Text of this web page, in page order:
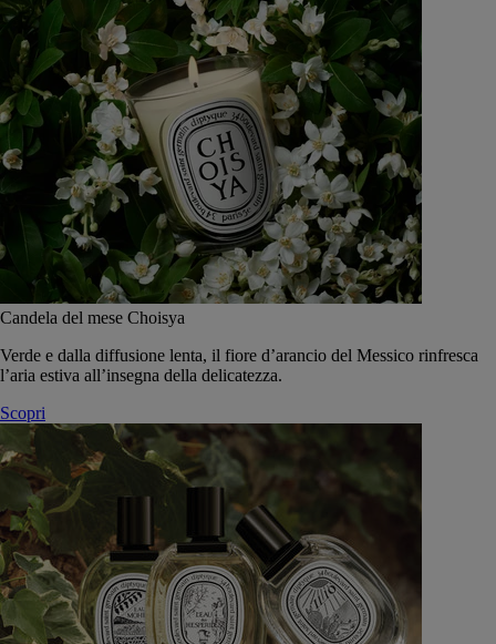
Candela del mese Choisya
Verde e dalla diffusione lenta, il fiore d’arancio del Messico rinfresca
l’aria estiva all’insegna della delicatezza.
Scopri